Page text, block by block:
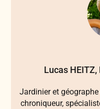
Lucas
Jardinier et
chroniqueur,